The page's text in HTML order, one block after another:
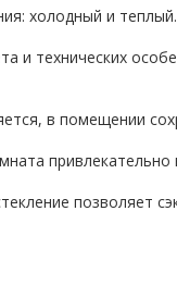
холодный и
и технических
в помещении
позволяет